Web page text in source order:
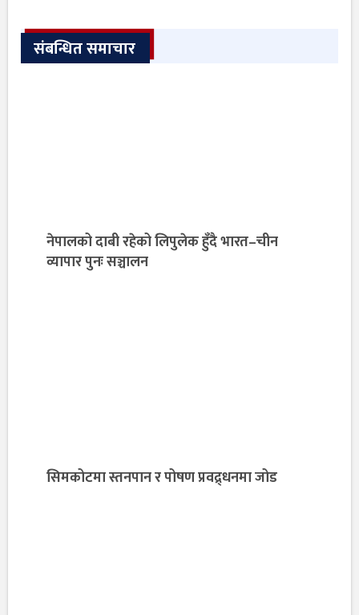
संबन्धित समाचार
नेपालको दाबी रहेको लिपुलेक हुँदै भारत–चीन
व्यापार पुनः सञ्चालन
सिमकोटमा स्तनपान र पोषण प्रवद्र्धनमा जोड